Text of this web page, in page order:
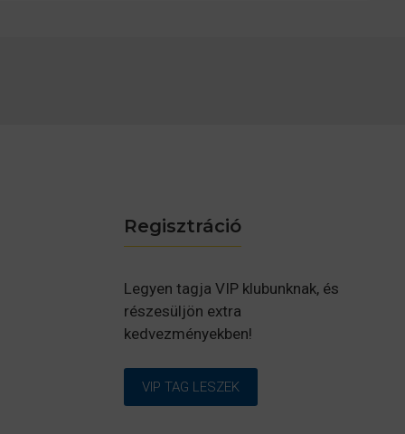
Regisztráció
Legyen tagja VIP klubunknak, és
részesüljön extra
kedvezményekben!
VIP TAG LESZEK